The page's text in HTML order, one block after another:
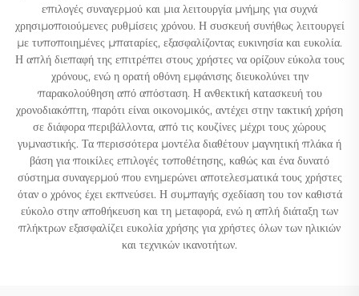
επιλογές συναγερμού και μια λειτουργία μνήμης για συχνά
χρησιμοποιούμενες ρυθμίσεις χρόνου. Η συσκευή συνήθως λειτουργεί
με τυποποιημένες μπαταρίες, εξασφαλίζοντας ευκινησία και ευκολία.
Η απλή διεπαφή της επιτρέπει στους χρήστες να ορίζουν εύκολα τους
χρόνους, ενώ η ορατή οθόνη εμφάνισης διευκολύνει την
παρακολούθηση από απόσταση. Η ανθεκτική κατασκευή του
χρονοδιακόπτη, παρότι είναι οικονομικός, αντέχει στην τακτική χρήση
σε διάφορα περιβάλλοντα, από τις κουζίνες μέχρι τους χώρους
γυμναστικής. Τα περισσότερα μοντέλα διαθέτουν μαγνητική πλάκα ή
βάση για ποικίλες επιλογές τοποθέτησης, καθώς και ένα δυνατό
σύστημα συναγερμού που ενημερώνει αποτελεσματικά τους χρήστες
όταν ο χρόνος έχει εκπνεύσει. Η συμπαγής σχεδίαση του τον καθιστά
εύκολο στην αποθήκευση και τη μεταφορά, ενώ η απλή διάταξη των
πλήκτρων εξασφαλίζει ευκολία χρήσης για χρήστες όλων των ηλικιών
και τεχνικών ικανοτήτων.